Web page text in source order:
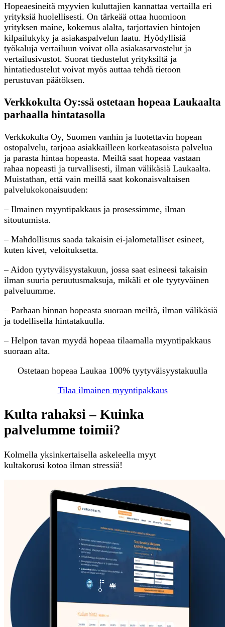
Hopeaesineitä myyvien kuluttajien kannattaa vertailla eri
yrityksiä huolellisesti. On tärkeää ottaa huomioon
yrityksen maine, kokemus alalta, tarjottavien hintojen
kilpailukyky ja asiakaspalvelun laatu. Hyödyllisiä
työkaluja vertailuun voivat olla asiakasarvostelut ja
vertailusivustot. Suorat tiedustelut yrityksiltä ja
hintatiedustelut voivat myös auttaa tehdä tietoon
perustuvan päätöksen.
Verkkokulta Oy:ssä ostetaan hopeaa Laukaalta
parhaalla hintatasolla
Verkkokulta Oy, Suomen vanhin ja luotettavin hopean
ostopalvelu, tarjoaa asiakkailleen korkeatasoista palvelua
ja parasta hintaa hopeasta. Meiltä saat hopeaa vastaan
rahaa nopeasti ja turvallisesti, ilman välikäsiä Laukaalta.
Muistathan, että vain meillä saat kokonaisvaltaisen
palvelukokonaisuuden:
– Ilmainen myyntipakkaus ja prosessimme, ilman
sitoutumista.
– Mahdollisuus saada takaisin ei-jalometalliset esineet,
kuten kivet, veloituksetta.
– Aidon tyytyväisyystakuun, jossa saat esineesi takaisin
ilman suuria peruutusmaksuja, mikäli et ole tyytyväinen
palveluumme.
– Parhaan hinnan hopeasta suoraan meiltä, ilman välikäsiä
ja todellisella hintatakuulla.
– Helpon tavan myydä hopeaa tilaamalla myyntipakkaus
suoraan alta.
Ostetaan hopeaa Laukaa 100% tyytyväisyystakuulla
Tilaa ilmainen myyntipakkaus
Kulta rahaksi – Kuinka
palvelumme toimii?
Kolmella yksinkertaisella askeleella myyt
kultakorusi kotoa ilman stressiä!